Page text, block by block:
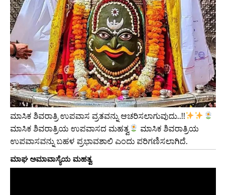
ಮಾಸಿಕ ಶಿವರಾತ್ರಿ ಉಪವಾಸ ವ್ರತವನ್ನು ಆಚರಿಸಲಾಗುವುದು..!!
ಮಾಸಿಕ ಶಿವರಾತ್ರಿಯ ಉಪವಾಸದ ಮಹತ್ವ
ಮಾಸಿಕ ಶಿವರಾತ್ರಿಯ
ಉಪವಾಸವನ್ನು ಬಹಳ ಪ್ರಭಾವಶಾಲಿ ಎಂದು ಪರಿಗಣಿಸಲಾಗಿದೆ.
ಮಾಘ ಅಮಾವಾಸ್ಯೆಯ ಮಹತ್ವ